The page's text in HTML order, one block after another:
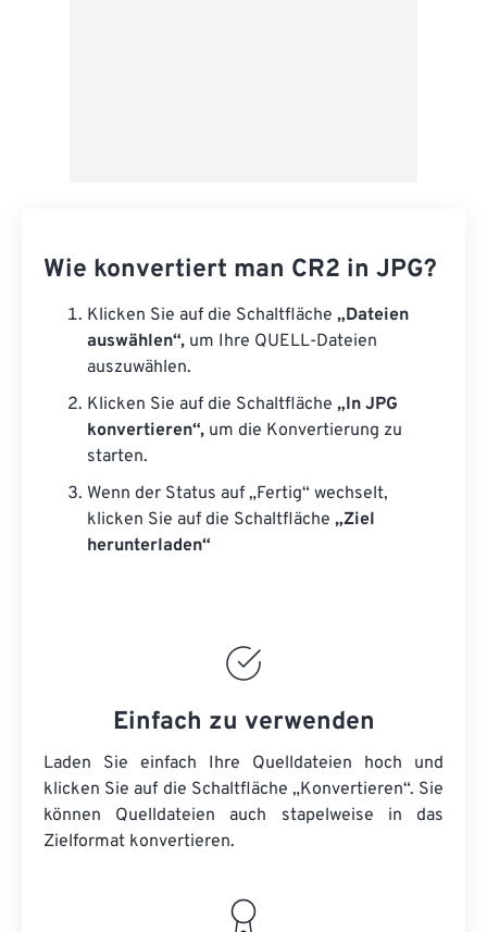
Wie konvertiert man CR2 in JPG?
Klicken Sie auf die Schaltfläche „Dateien
auswählen“, um Ihre QUELL-Dateien
auszuwählen.
Klicken Sie auf die Schaltfläche „In JPG
konvertieren“, um die Konvertierung zu
starten.
Wenn der Status auf „Fertig“ wechselt,
klicken Sie auf die Schaltfläche „Ziel
herunterladen“
Einfach zu verwenden
Laden Sie einfach Ihre Quelldateien hoch und
klicken Sie auf die Schaltfläche „Konvertieren“. Sie
können Quelldateien auch stapelweise in das
Zielformat konvertieren.